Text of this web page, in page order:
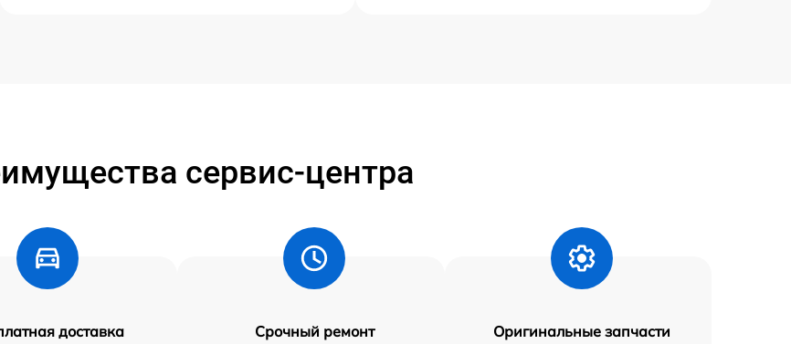
сервис-центра
доставка Срочный ремонт Оригинальные запчасти